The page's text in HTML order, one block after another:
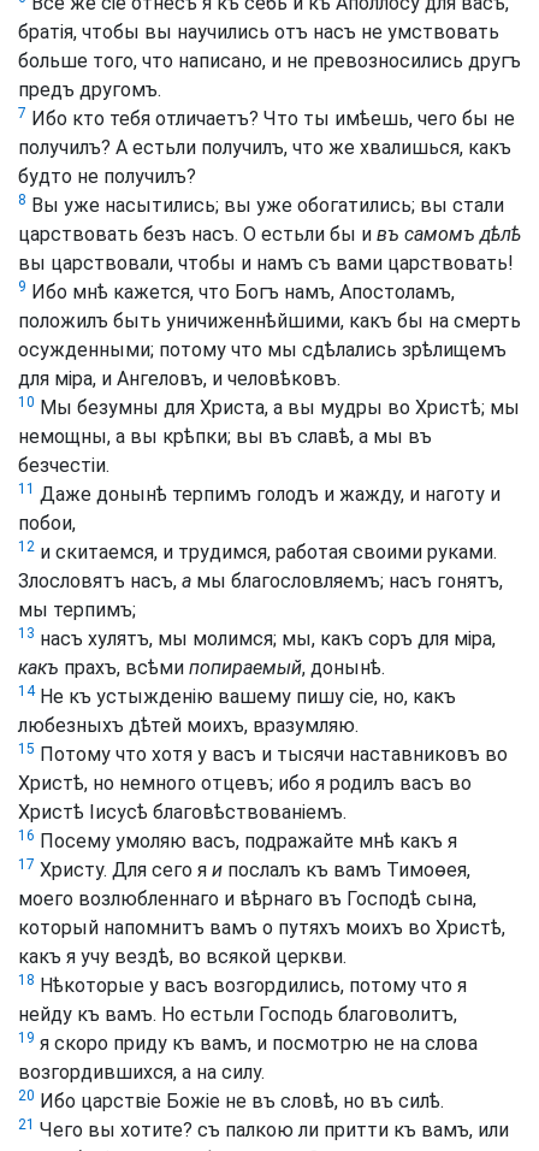
братія, чтобы вы научились отъ насъ не умствовать
больше того, что написано, и не превозносились другъ
предъ другомъ.
7 Ибо кто тебя отличаетъ? Что ты имѣешь, чего бы не
получилъ? А естьли получилъ, что же хвалишься, какъ
будто не получилъ?
8 Вы уже насытились; вы уже обогатились; вы стали
царствовать безъ насъ. О естьли бы и въ самомъ дѣлѣ
вы царствовали, чтобы и намъ съ вами царствовать!
9 Ибо мнѣ кажется, что Богъ намъ, Апостоламъ,
положилъ быть уничиженнѣйшими, какъ бы на смерть
осужденными; потому что мы сдѣлались зрѣлищемъ
для міра, и Ангеловъ, и человѣковъ.
10 Мы безумны для Христа, а вы мудры во Христѣ; мы
немощны, а вы крѣпки; вы въ славѣ, а мы въ
безчестіи.
11 Даже донынѣ терпимъ голодъ и жажду, и наготу и
побои,
12 и скитаемся, и трудимся, работая своими руками.
Злословятъ насъ, а мы благословляемъ; насъ гонятъ,
мы терпимъ;
13 насъ хулятъ, мы молимся; мы, какъ соръ для міра,
какъ прахъ, всѣми попираемый, донынѣ.
14Не къ устыжденію вашему пишу сіе, но, какъ
любезныхъ дѣтей моихъ, вразумляю.
15 Потому что хотя у васъ и тысячи наставниковъ во
Христѣ, но немного отцевъ; ибо я родилъ васъ во
Христѣ Іисусѣ благовѣствованіемъ.
16 Посему умоляю васъ, подражайте мнѣ какъ я
17 Христу. Для сего я и послалъ къ вамъ Тимоѳея,
моего возлюбленнаго и вѣрнаго въ Господѣ сына,
который напомнитъ вамъ о путяхъ моихъ во Христѣ,
какъ я учу вездѣ, во всякой церкви.
18 Нѣкоторые у васъ возгордились, потому что я
нейду къ вамъ. Но естьли Господь благоволитъ,
19 я скоро приду къ вамъ, и посмотрю не на слова
возгордившихся, а на силу.
20 Ибо царствіе Божіе не въ словѣ, но въ силѣ.
21 Чего вы хотите? съ палкою ли притти къ вамъ, или